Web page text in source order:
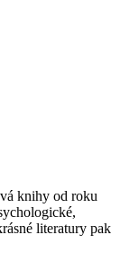
knihy od roku
literatury pak